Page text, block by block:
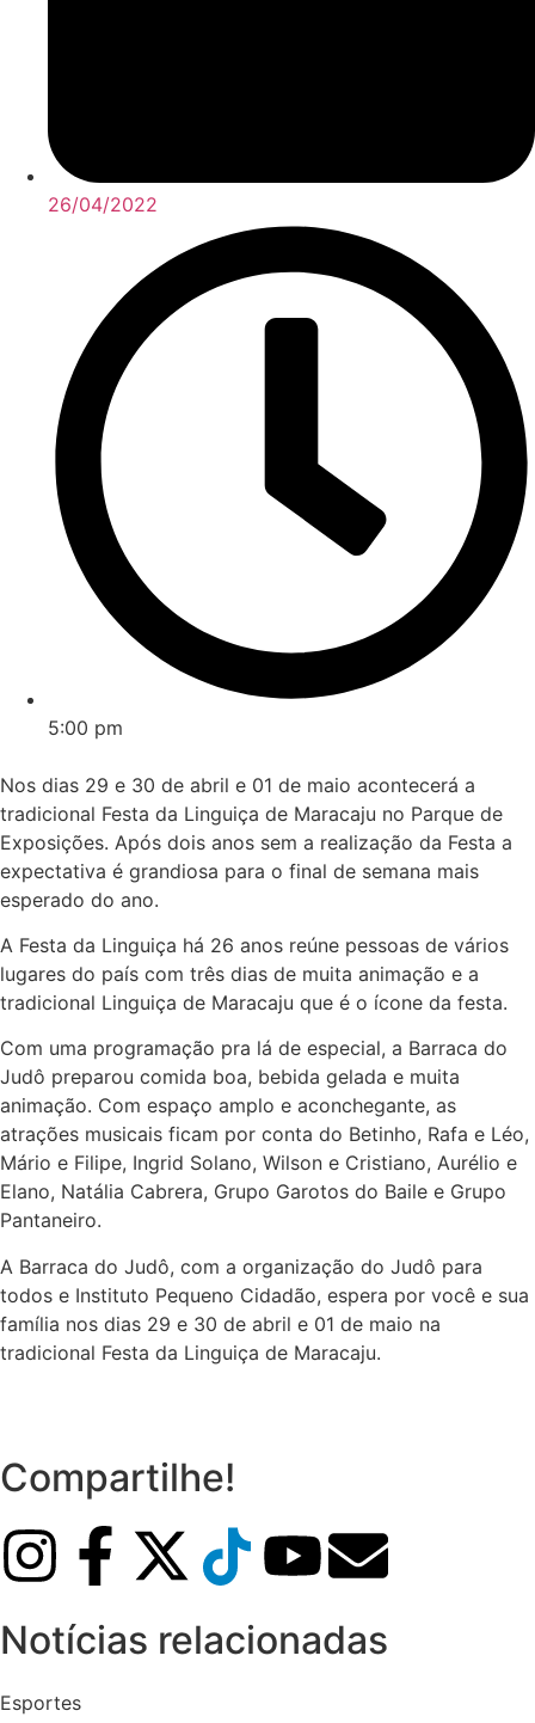
26/04/2022
5:00 pm
Nos dias 29 e 30 de abril e 01 de maio acontecerá a
tradicional Festa da Linguiça de Maracaju no Parque de
Exposições. Após dois anos sem a realização da Festa a
expectativa é grandiosa para o final de semana mais
esperado do ano.
A Festa da Linguiça há 26 anos reúne pessoas de vários
lugares do país com três dias de muita animação e a
tradicional Linguiça de Maracaju que é o ícone da festa.
Com uma programação pra lá de especial, a Barraca do
Judô preparou comida boa, bebida gelada e muita
animação. Com espaço amplo e aconchegante, as
atrações musicais ficam por conta do Betinho, Rafa e Léo,
Mário e Filipe, Ingrid Solano, Wilson e Cristiano, Aurélio e
Elano, Natália Cabrera, Grupo Garotos do Baile e Grupo
Pantaneiro.
A Barraca do Judô, com a organização do Judô para
todos e Instituto Pequeno Cidadão, espera por você e sua
família nos dias 29 e 30 de abril e 01 de maio na
tradicional Festa da Linguiça de Maracaju.
Compartilhe!
Notícias relacionadas
Esportes